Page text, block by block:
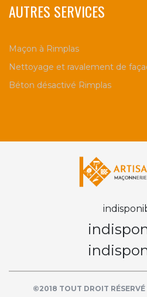
AUTRES SERVICES
Maçon à Rimplas
Nettoyage et ravalement de
Béton désactivé Rimplas
©2018 TOUT DROIT RÉSERVÉ